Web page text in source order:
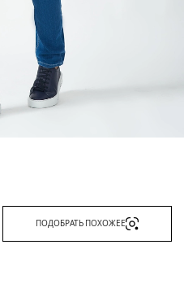
ПОДОБРАТЬ ПОХОЖЕЕ